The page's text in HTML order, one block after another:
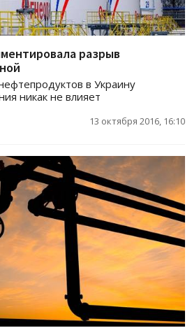
разрыв
в Украину
никак не влияет
13 октября 2016, 16:10